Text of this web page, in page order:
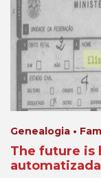
Genealogia •
The future is